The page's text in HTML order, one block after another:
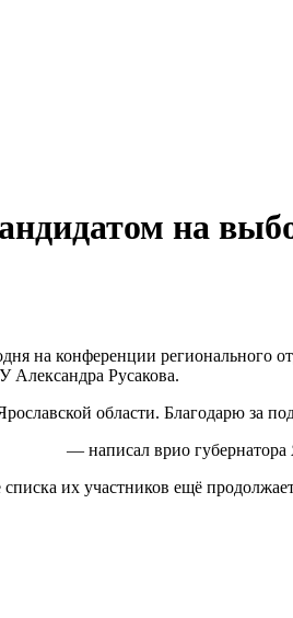
на
на конференции
Александра Русакова.
области. Благодарю за
— написал врио
их участников ещё